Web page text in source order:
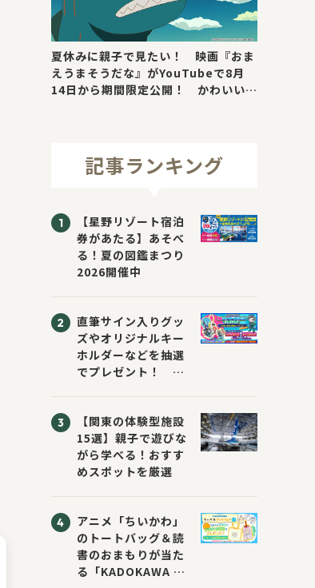
夏休みに親子で見たい！ 映画『おま
えうまそうだな』がYouTubeで8月
14日から期間限定公開！ かわいい＆
記事ランキング
【星野リゾート宿泊
券があたる】あそべ
る！夏の図鑑まつり
2026開催中
直筆サイン入りグッ
ズやオリジナルキー
ホルダーなどを抽選
でプレゼント！
ジブックフェア2026
～すまない先生と読
書にチャレンジ！
～」が開催！
【関東の体験型施設
15選】親子で遊びな
がら学べる！おすす
めスポットを厳選
アニメ「ちいかわ」
のトートバッグ＆読
書のおまもりが当た
る「KADOKAWA ち